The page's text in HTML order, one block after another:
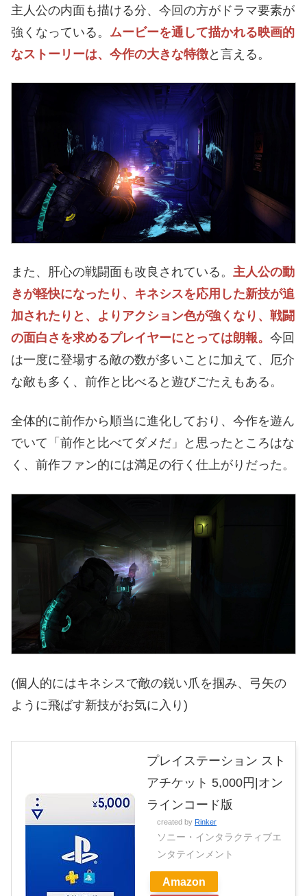
主人公の内面も描ける分、今回の方がドラマ要素が
強くなっている。 ムービーを通して描かれる映画的
なストーリーは、今作の大きな特徴と言える。
また、肝心の戦闘面も改良されている。 主人公の動
きが軽快になったり、キネシスを応用した新技が追
加されたりと、よりアクション色が強くなり、戦闘
の面白さを求めるプレイヤーにとっては朗報。 今回
は一度に登場する敵の数が多いことに加えて、厄介
な敵も多く、前作と比べると遊びごたえもある。
全体的に前作から順当に進化しており、今作を遊ん
でいて「前作と比べてダメだ」と思ったところはな
く、前作ファン的には満足の行く仕上がりだった。
(個人的にはキネシスで敵の鋭い爪を掴み、弓矢の
ように飛ばす新技がお気に入り)
プレイステーション スト
アチケット 5,000円|オン
ラインコード版
created by Rinker
ソニー・インタラクティブエ
ンタテインメント
Amazon